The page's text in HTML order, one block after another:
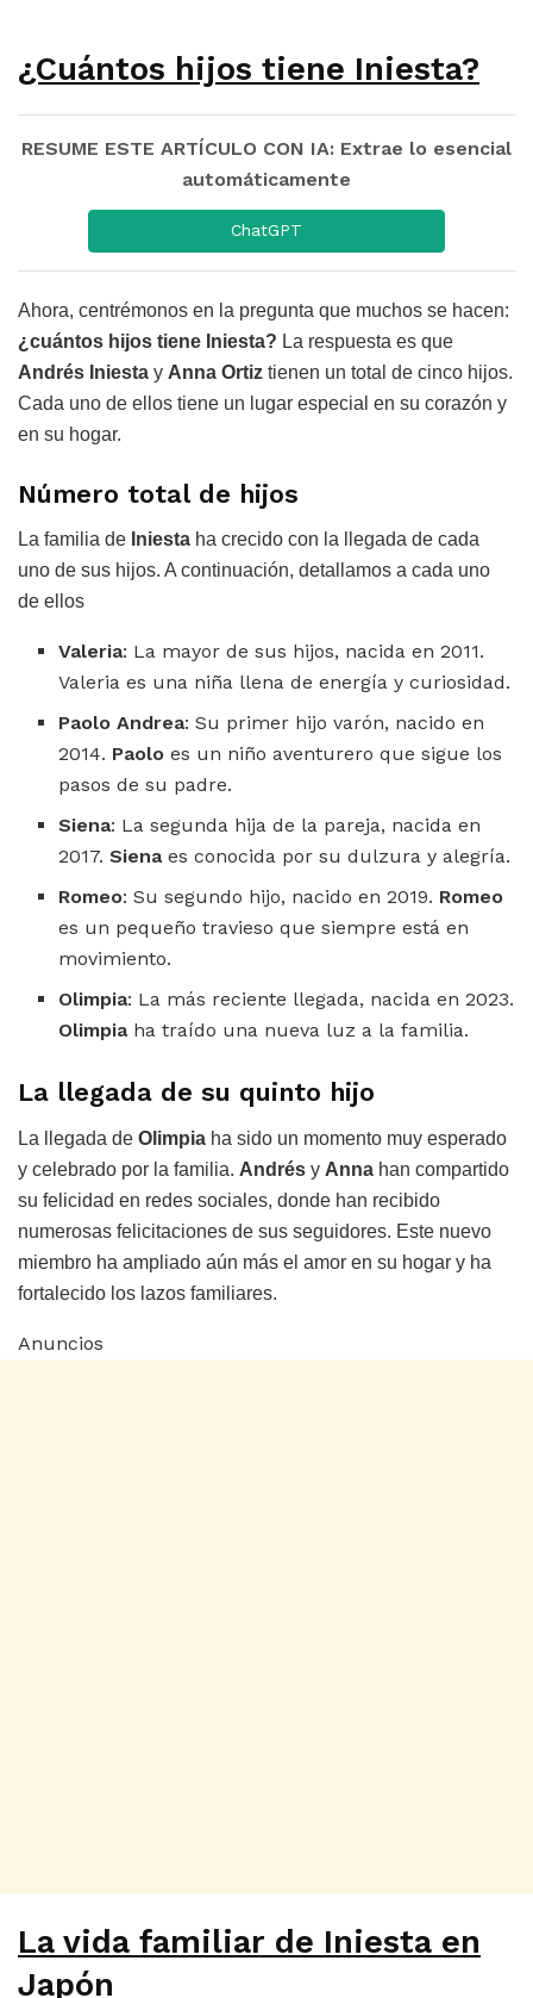
¿Cuántos hijos tiene Iniesta?
RESUME ESTE ARTÍCULO CON IA: Extrae lo esencial
automáticamente
ChatGPT
Ahora, centrémonos en la pregunta que muchos se hacen:
¿cuántos hijos tiene Iniesta? La respuesta es que
Andrés Iniesta y Anna Ortiz tienen un total de cinco hijos.
Cada uno de ellos tiene un lugar especial en su corazón y
en su hogar.
Número total de hijos
La familia de Iniesta ha crecido con la llegada de cada
uno de sus hijos. A continuación, detallamos a cada uno
de ellos
Valeria: La mayor de sus hijos, nacida en 2011.
Valeria es una niña llena de energía y curiosidad.
Paolo Andrea: Su primer hijo varón, nacido en
2014. Paolo es un niño aventurero que sigue los
pasos de su padre.
Siena: La segunda hija de la pareja, nacida en
2017.Sienaes conocida por su dulzura y alegría.
Romeo: Su segundo hijo, nacido en 2019. Romeo
es un pequeño travieso que siempre está en
movimiento.
Olimpia: La más reciente llegada, nacida en 2023.
Olimpiaha traído una nueva luz a la familia.
La llegada de su quinto hijo
La llegada de Olimpia ha sido un momento muy esperado
y celebrado por la familia. Andrés y Anna han compartido
su felicidad en redes sociales, donde han recibido
numerosas felicitaciones de sus seguidores. Este nuevo
miembro ha ampliado aún más el amor en su hogar y ha
fortalecido los lazos familiares.
Anuncios
La vida familiar de Iniesta en
Japón